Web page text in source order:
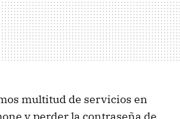
multitud de servicios en
y perder la contraseña de